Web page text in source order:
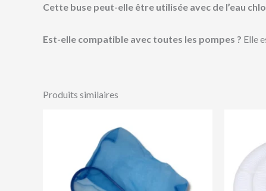
Cette buse peut-elle être utilisée avec de l’eau
Est-elle compatible avec toutes les pompes ? Elle
Produits similaires